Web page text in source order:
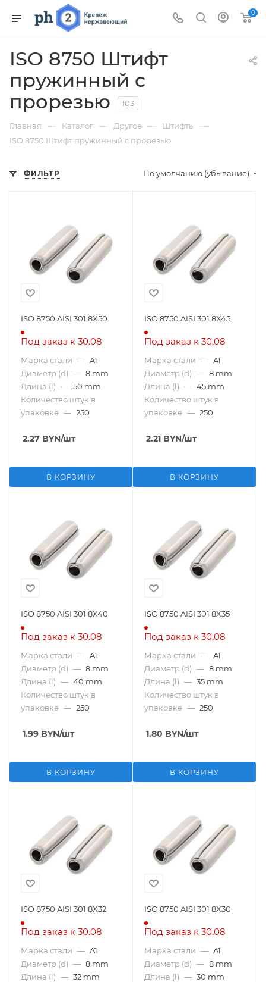
0
ISO 8750 Штифт
пружинный с
прорезью
103
Главная — Каталог — Другое — Штифты —
ISO 8750 Штифт пружинный с прорезью
ФИЛЬТР По умолчанию (убывание)
ISO 8750 AISI 301 8X50
Под заказ к 30.08
Марка стали — A1
Диаметр (d) — 8 mm
Длина (l) — 50 mm
Количество штук в
упаковке — 250
2.27 BYN/шт
В КОРЗИНУ
ISO 8750 AISI 301 8X45
Под заказ к 30.08
Марка стали — A1
Диаметр (d) — 8 mm
Длина (l) — 45 mm
Количество штук в
упаковке — 250
2.21 BYN/шт
В КОРЗИНУ
ISO 8750 AISI 301 8X40
Под заказ к 30.08
Марка стали — A1
Диаметр (d) — 8 mm
Длина (l) — 40 mm
Количество штук в
упаковке — 250
1.99 BYN/шт
В КОРЗИНУ
ISO 8750 AISI 301 8X35
Под заказ к 30.08
Марка стали — A1
Диаметр (d) — 8 mm
Длина (l) — 35 mm
Количество штук в
упаковке — 250
1.80 BYN/шт
В КОРЗИНУ
ISO 8750 AISI 301 8X32
Под заказ к 30.08
Марка стали — A1
Диаметр (d) — 8 mm
Длина (l) — 32 mm
ISO 8750 AISI 301 8X30
Под заказ к 30.08
Марка стали — A1
Диаметр (d) — 8 mm
Длина (l) — 30 mm